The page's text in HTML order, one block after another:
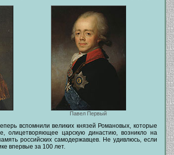
Павел Первый
вспомнили великих князей Романовых, которые
олицетворяющее царскую династию, возникло на
российских самодержавцев. Не удивлюсь, если
впервые за 100 лет.